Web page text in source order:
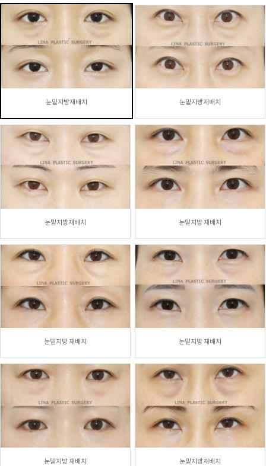
눈밑지방재배치 눈밑지방재배치
눈밑지방재배치 눈밑지방 재배치
눈밑지방 재배치 눈밑지방 재배치
눈밑지방 재배치 눈밑지방재배치